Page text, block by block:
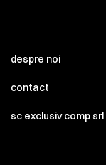
despre noi
contact
sc exclusiv comp srl